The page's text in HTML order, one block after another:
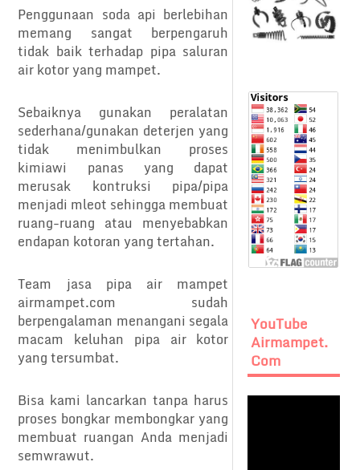
Penggunaan soda api berlebihan
memang sangat berpengaruh
tidak baik terhadap pipa saluran
air kotor yang mampet.
Sebaiknya gunakan peralatan
sederhana/gunakan deterjen yang
tidak menimbulkan proses
kimiawi panas yang dapat
merusak kontruksi pipa/pipa
menjadi mleot sehingga membuat
ruang-ruang atau menyebabkan
endapan kotoran yang tertahan.
Team jasa pipa air mampet
airmampet.com sudah
berpengalaman menangani segala
macam keluhan pipa air kotor
yang tersumbat.
Bisa kami lancarkan tanpa harus
proses bongkar membongkar yang
membuat ruangan Anda menjadi
semwrawut.
YouTube
Airmampet.
Com